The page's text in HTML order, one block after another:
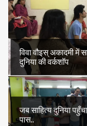
विवा वौइस् अकादमी में
दुनिया की वर्कशॉप
जब साहित्य दुनिया
पास..